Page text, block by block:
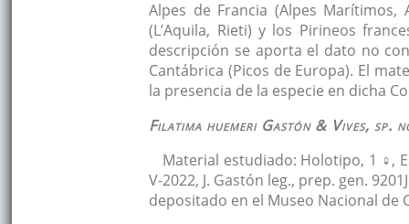
Alpes de Francia (Alpes Marítimos,
(L’Aquila, Rieti) y los Pirineos
descripción se aporta el dato no
Cantábrica (Picos de Europa). El
la presencia de la especie en dicha
Filatima huemeriGastón & Vives, sp.
Material estudiado: Holotipo, 1 ♀,
V-2022, J. Gastón leg., prep. gen.
depositado en el Museo Nacional de